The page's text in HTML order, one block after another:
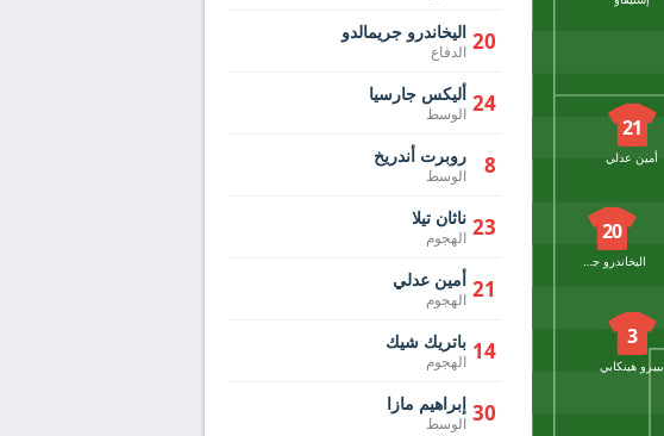
21
أمين عدلي
20
اليخاندرو جريمالدو
3
بييرو هينكابي
20 اليخاندرو جريمالدو
الدفاع
24 أليكس جارسيا
الوسط
8 روبرت أندريخ
الوسط
23 ناثان تيلا
الهجوم
21 أمين عدلي
الهجوم
14 باتريك شيك
الهجوم
30 إبراهيم مازا
الوسط